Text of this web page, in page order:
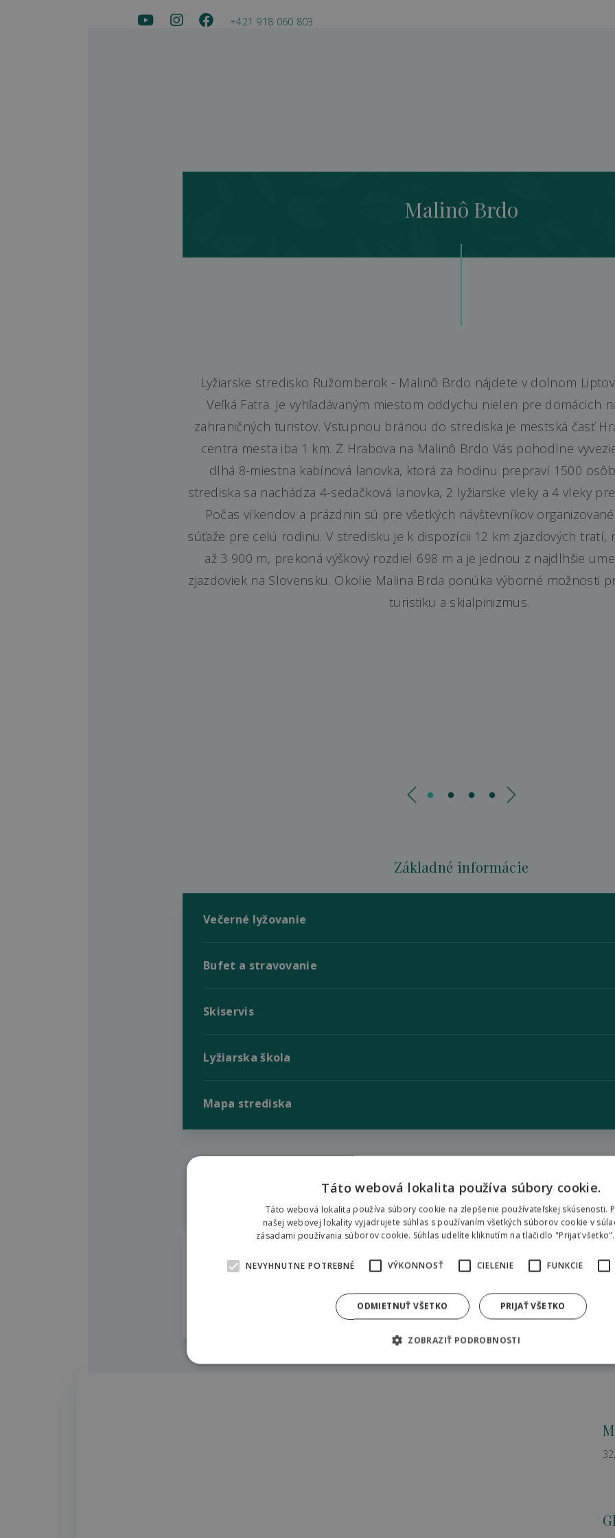
+421 918 060 803
Malinô Brdo
Malinô Brdo
Lyžiarske stredisko Ružomberok - Malinô Brdo nájdete v dolnom
Veľká Fatra. Je vyhľadávaným miestom oddychu nielen pre domácich
zahraničných turistov. Vstupnou bránou do strediska je mestská časť
centra mesta iba 1 km. Z Hrabova na Malinô Brdo Vás pohodlne
dlhá 8-miestna kabínová lanovka, ktorá za hodinu prepraví 1500
strediska sa nachádza 4-sedačková lanovka, 2 lyžiarske vleky a 4 vleky
Počas víkendov a prázdnin sú pre všetkých návštevníkov
súťaže pre celú rodinu. V stredisku je k dispozícii 12 km zjazdových tratí,
až 3 900 m, prekoná výškový rozdiel 698 m a je jednou z najdlhšie
zjazdoviek na Slovensku. Okolie Malina Brda ponúka výborné možnosti
turistiku a skialpinizmus.
Základné informácie
Večerné lyžovanie
Bufet a stravovanie
Skiservis
Lyžiarska škola
Mapa strediska
Dokumenty na stiahnutie
NÁZOV DOKUMENTU VEĽKOSŤ
Kompletná mapa strediska 337.42 KB
Táto webová lokalita používa súbory cookie.
Táto webová lokalita používa súbory cookie na zlepšenie používateľskej skúsenosti.
našej webovej lokality vyjadrujete súhlas s používaním všetkých súborov cookie v
zásadami používania súborov cookie. Súhlas udelíte kliknutím na tlačidlo "Prijať všetko".
NEVYHNUTNE POTREBNÉ VÝKONNOSŤ CIELENIE FUNKCIE
PRIJAŤ VŠETKO
ODMIETNUŤ VŠETKO
ZOBRAZIŤ PODROBNOSTI